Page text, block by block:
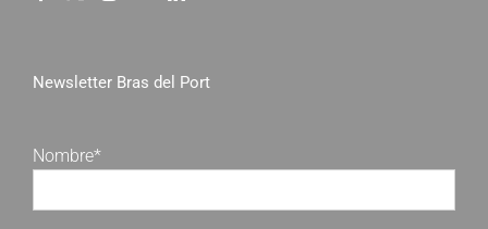
Newsletter Bras del Port
Nombre*